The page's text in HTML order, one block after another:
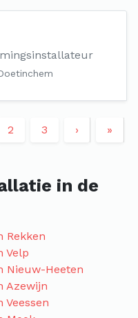
2 3 › »
in de
Rekken
Velp
Nieuw-Heeten
Azewijn